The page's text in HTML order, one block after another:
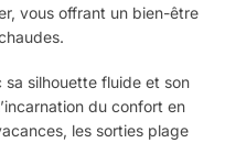
vous offrant un bien-être
sa silhouette fluide et son
du confort en
les sorties plage